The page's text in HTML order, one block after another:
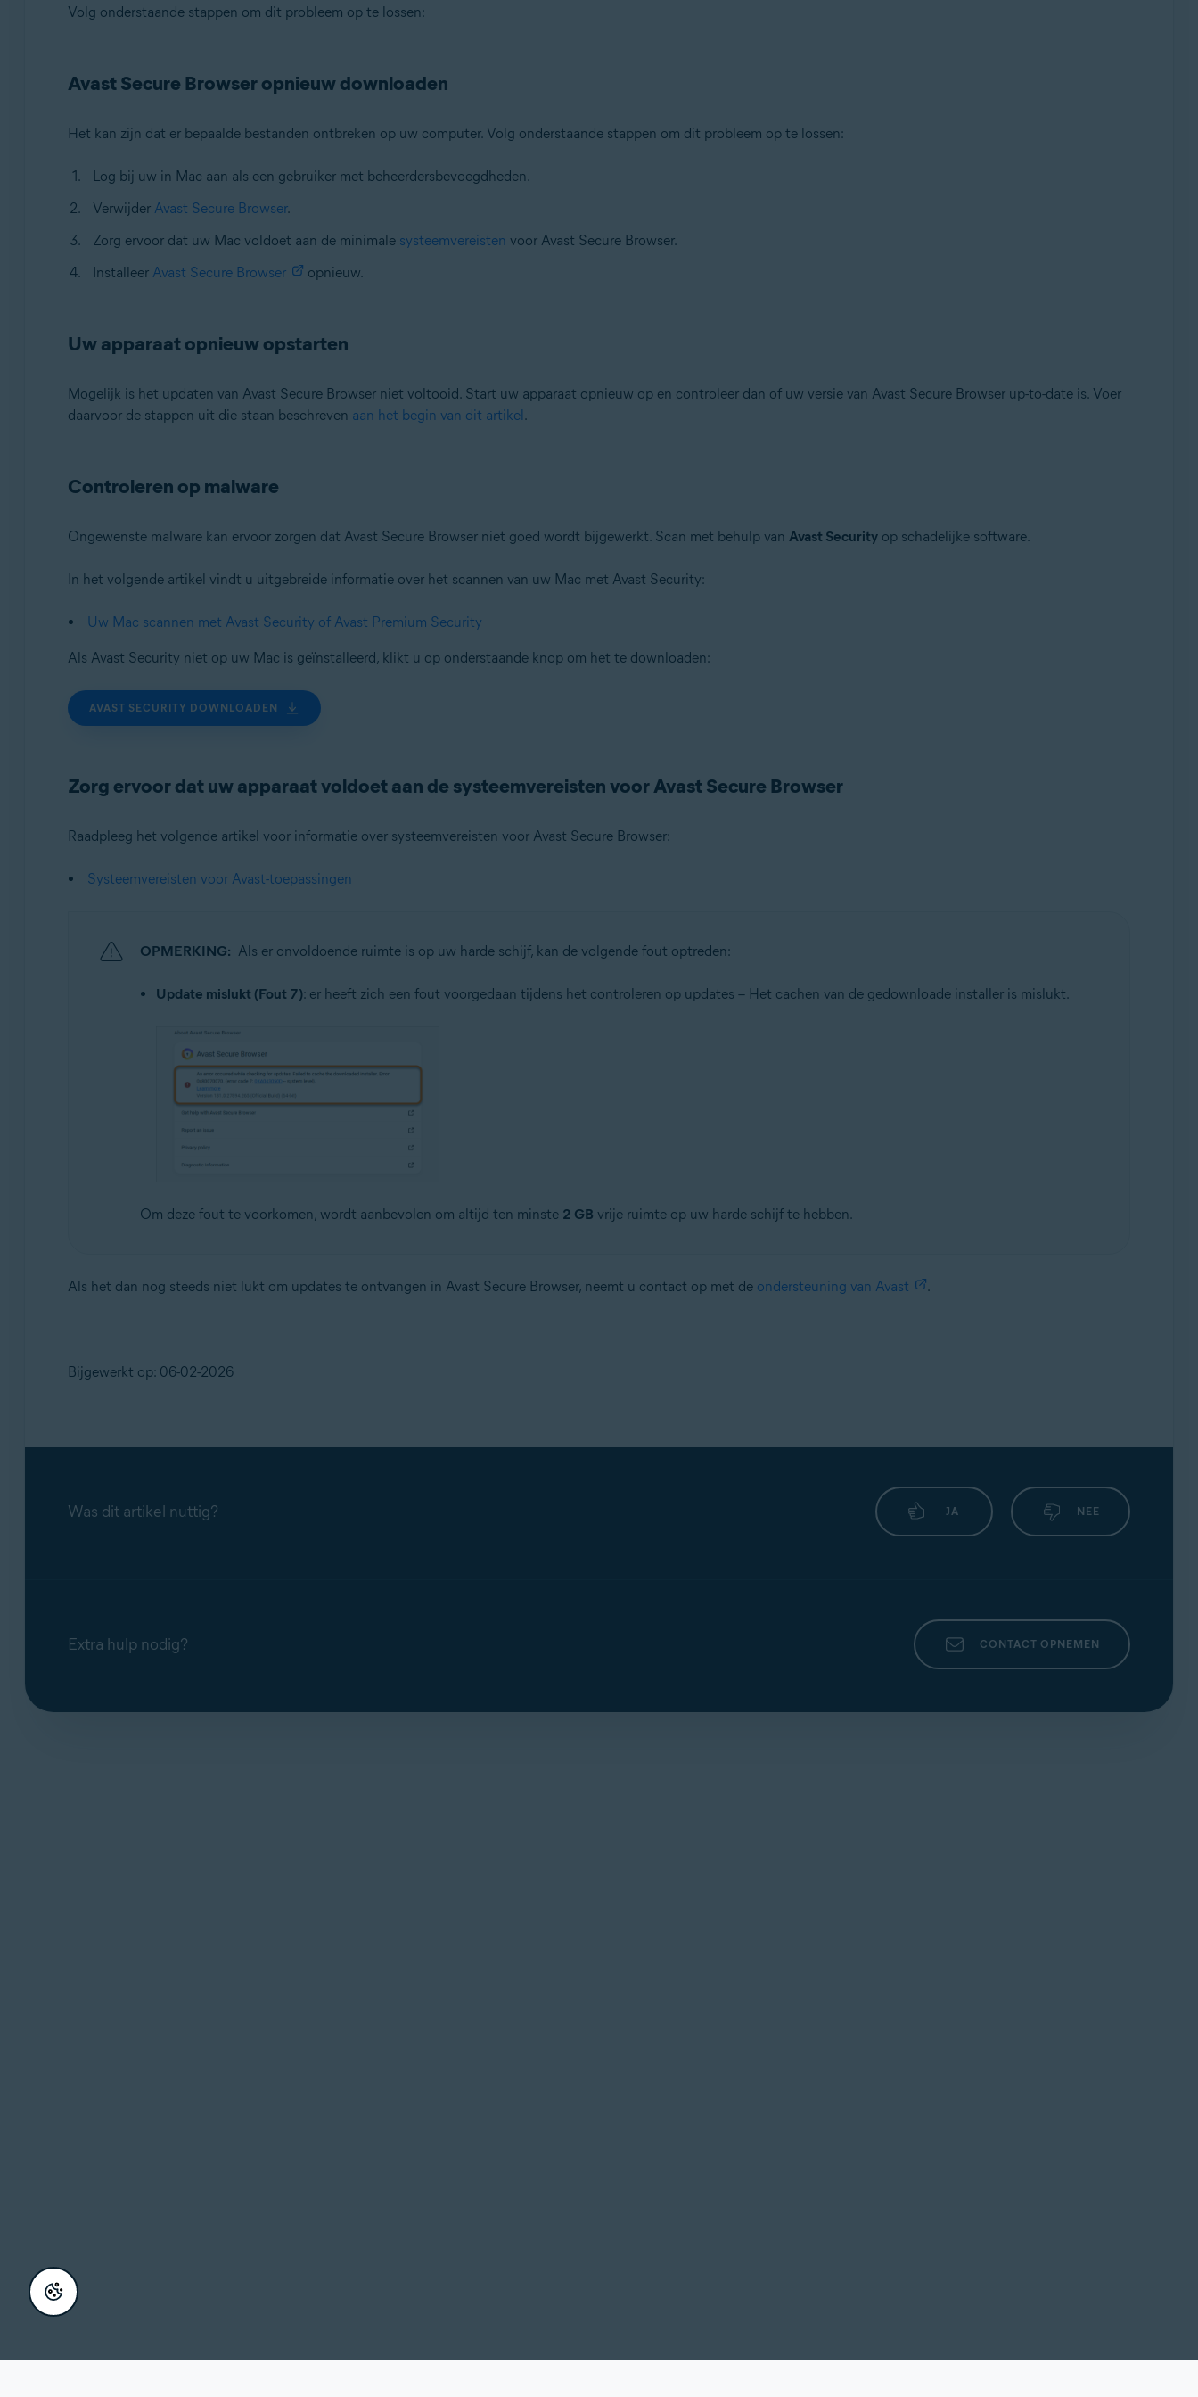
Volg onderstaande stappen om dit probleem op te lossen:
Avast Secure Browser opnieuw downloaden
Het kan zijn dat er bepaalde bestanden ontbreken op uw computer. Volg onderstaande stappen om dit probleem op te lossen:
Log bij uw in Mac aan als een gebruiker met beheerdersbevoegdheden.
Verwijder Avast Secure Browser.
Zorg ervoor dat uw Mac voldoet aan de minimale systeemvereisten voor Avast Secure Browser.
Installeer Avast Secure Browser opnieuw.
Uw apparaat opnieuw opstarten
Mogelijk is het updaten van Avast Secure Browser niet voltooid. Start uw apparaat opnieuw op en controleer dan of uw versie van Avast Secure Browser up-to-date is. Voer
daarvoor de stappen uit die staan beschreven aan het begin van dit artikel.
Controleren op malware
Ongewenste malware kan ervoor zorgen dat Avast Secure Browser niet goed wordt bijgewerkt. Scan met behulp van Avast Securityop schadelijke software.
In het volgende artikel vindt u uitgebreide informatie over het scannen van uw Mac met Avast Security:
Uw Mac scannen met Avast Security of Avast Premium Security
Als Avast Security niet op uw Mac is geïnstalleerd, klikt u op onderstaande knop om het te downloaden:
AVAST SECURITY DOWNLOADEN
Zorg ervoor dat uw apparaat voldoet aan de systeemvereisten voor Avast Secure Browser
Raadpleeg het volgende artikel voor informatie over systeemvereisten voor Avast Secure Browser:
Systeemvereisten voor Avast-toepassingen
OPMERKING: Als er onvoldoende ruimte is op uw harde schijf, kan de volgende fout optreden:
Update mislukt (Fout 7): er heeft zich een fout voorgedaan tijdens het controleren op updates – Het cachen van de gedownloade installer is mislukt.
Om deze fout te voorkomen, wordt aanbevolen om altijd ten minste 2 GB vrije ruimte op uw harde schijf te hebben.
Als het dan nog steeds niet lukt om updates te ontvangen in Avast Secure Browser, neemt u contact op met de ondersteuning van Avast .
Bijgewerkt op: 06-02-2026
Was dit artikel nuttig? JA NEE
Extra hulp nodig? CONTACT OPNEMEN